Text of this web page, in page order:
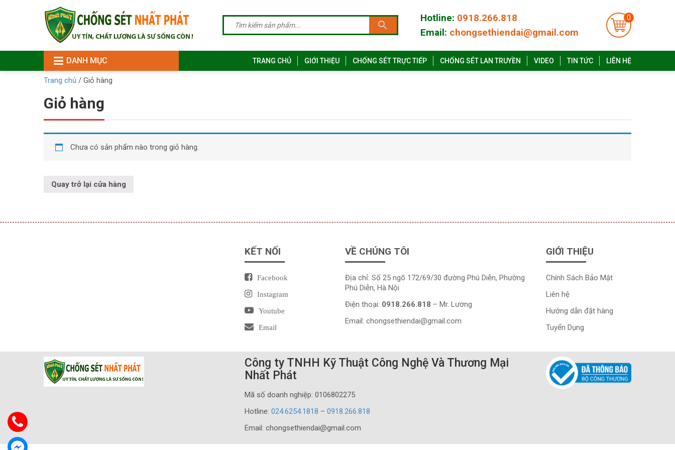
0
Hotline: 0918.266.818
Email: chongsethiendai@gmail.com
DANH MỤC TRANG CHỦ GIỚI THIỆU CHỐNG SÉT TRỰC TIẾP CHỐNG SÉT LAN TRUYỀN VIDEO TIN TỨC LIÊN HỆ
Trang chủ / Giỏ hàng
Giỏ hàng
Chưa có sản phẩm nào trong giỏ hàng.
Quay trở lại cửa hàng
KẾT NỐI
Facebook
Instagram
Youtube
Email
VỀ CHÚNG TÔI
Địa chỉ: Số 25 ngõ 172/69/30 đường Phú Diễn, Phường
Phú Diễn, Hà Nội
Điện thoại: 0918.266.818 – Mr. Lương
Email: chongsethiendai@gmail.com
GIỚI THIỆU
Chính Sách Bảo Mật
Liên hệ
Hướng dẫn đặt hàng
Tuyển Dụng
Công ty TNHH Kỹ Thuật Công Nghệ Và Thương Mại
Nhất Phát
Mã số doanh nghiệp: 0106802275
Hotline: 024.6254.1818 – 0918.266.818
Email: chongsethiendai@gmail.com